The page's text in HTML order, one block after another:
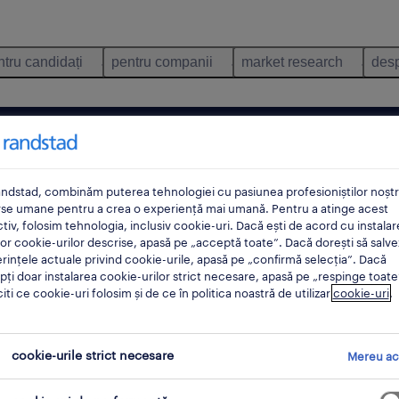
candidați pentru companii market research
caută 1
găsite pentru tine in Satu Mare,
combinăm puterea tehnologiei cu pasiunea profesioniștilor
umane pentru a crea o experiență mai umană. Pentru a atinge acest
folosim tehnologia, inclusiv cookie-uri. Dacă ești de acord cu
cookie-urilor descrise, apasă pe „acceptă toate”. Dacă dorești să
actuale privind cookie-urile, apasă pe „confirmă selecția”. Dacă
doar instalarea cookie-urilor strict necesare, apasă pe „respinge
ce cookie-uri folosim și de ce în politica noastră de utilizarcookie-uri.
cookie-urile strict necesare Mereu